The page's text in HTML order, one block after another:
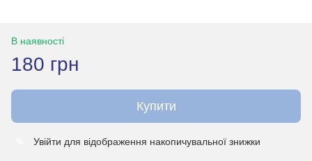
В наявності
180 грн
Купити
Увійти для відображення накопичувальної знижки